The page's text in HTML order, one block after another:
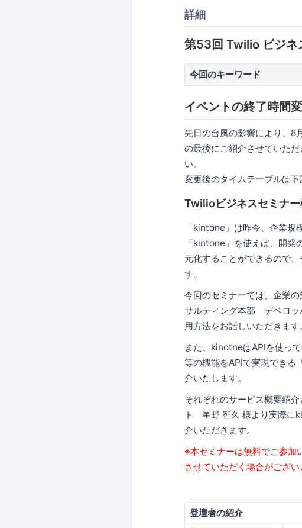
詳細
第53回 Twilio ビジネ
今回のキーワード
イベントの終了時間
先日の台風の影響により、8
の最後にご紹介させていた
い。
変更後のタイムテーブルは
Twilioビジネスセミナ
「kintone」は昨今、企業規
「kintone」を使えば、開発
元化することができるので
す。
今回のセミナーでは、企業
サルティング本部 デベロッ
用方法をお話しいただきます
また、kinotneはAPIを使っ
等の機能をAPIで実現できる
介いたします。
それぞれのサービス概要紹
ト 星野 智久 様より実際に
介いただきます。
※本セミナーは無料でご参加
させていただく場合がござ
登壇者の紹介